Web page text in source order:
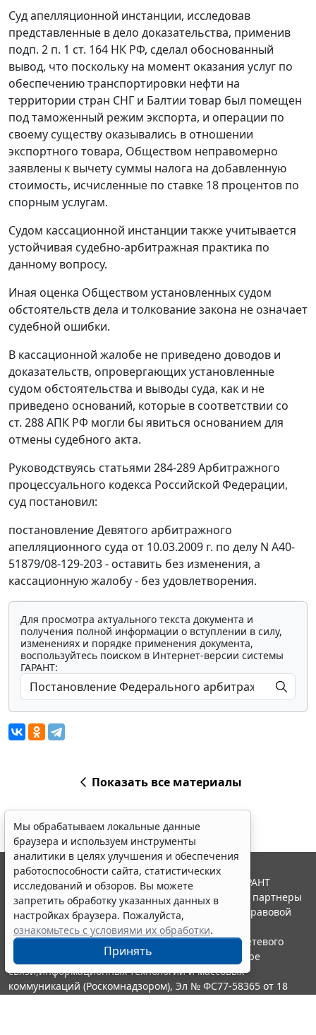
Суд апелляционной инстанции, исследовав
представленные в дело доказательства, применив
подп. 2 п. 1 ст. 164 НК РФ, сделал обоснованный
вывод, что поскольку на момент оказания услуг по
обеспечению транспортировки нефти на
территории стран СНГ и Балтии товар был помещен
под таможенный режим экспорта, и операции по
своему существу оказывались в отношении
экспортного товара, Обществом неправомерно
заявлены к вычету суммы налога на добавленную
стоимость, исчисленные по ставке 18 процентов по
спорным услугам.
Судом кассационной инстанции также учитывается
устойчивая судебно-арбитражная практика по
данному вопросу.
Иная оценка Обществом установленных судом
обстоятельств дела и толкование закона не означает
судебной ошибки.
В кассационной жалобе не приведено доводов и
доказательств, опровергающих установленные
судом обстоятельства и выводы суда, как и не
приведено оснований, которые в соответствии со
ст. 288АПК РФ могли бы явиться основанием для
отмены судебного акта.
Руководствуясь статьями 284-289Арбитражного
процессуального кодекса Российской Федерации,
суд постановил:
постановление Девятого арбитражного
апелляционного суда от 10.03.2009 г. по делу N А40-
51879/08-129-203 - оставить без изменения, а
кассационную жалобу - без удовлетворения.
Для просмотра актуального текста документа и
получения полной информации о вступлении в силу,
изменениях и порядке применения документа,
воспользуйтесь поиском в Интернет-версии системы
ГАРАНТ:
Показать все материалы
Мы обрабатываем локальные данные
браузера и используем инструменты
аналитики в целях улучшения и обеспечения
работоспособности сайта, статистических
исследований и обзоров. Вы можете
запретить обработку указанных данных в
настройках браузера. Пожалуйста,
ознакомьтесь с условиями их обработки.
Принять
© ООО "НПП "ГАРАНТ-СЕРВИС", 2026. Система ГАРАНТ
выпускается с 1990 года. Компания "Гарант" и ее партнеры
являются участниками Российской ассоциации правовой
информации ГАРАНТ.
Портал ГАРАНТ.РУ зарегистрирован в качестве сетевого
издания Федеральной службой по надзору в сфере
связи,информационных технологий и массовых
коммуникаций (Роскомнадзором), Эл № ФС77-58365 от 18